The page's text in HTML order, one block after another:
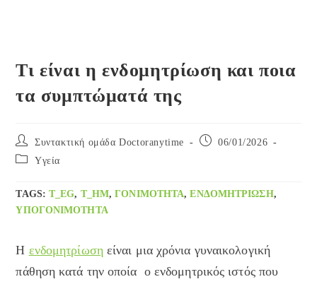
Τι είναι η ενδομητρίωση και ποια
τα συμπτώματά της
Post
author:
Συντακτική ομάδα Doctoranytime
Post 06/01/2026
Post Yγεία
TAGS:T_EG, T_HM, ΓΟΝΙΜΌΤΗΤΑ, ΕΝΔΟΜΗΤΡΊΩΣΗ,
ΥΠΟΓΟΝΙΜΌΤΗΤΑ
Η ενδομητρίωση είναι μια χρόνια γυναικολογική
πάθηση κατά την οποία ο ενδομητρικός ιστός που